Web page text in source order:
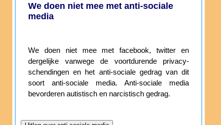
We doen niet mee met anti-sociale
media
We doen niet mee met facebook, twitter en
dergelijke vanwege de voortdurende privacy-
schendingen en het anti-sociale gedrag van dit
soort anti-sociale media. Anti-sociale media
bevorderen autistisch en narcistisch gedrag.